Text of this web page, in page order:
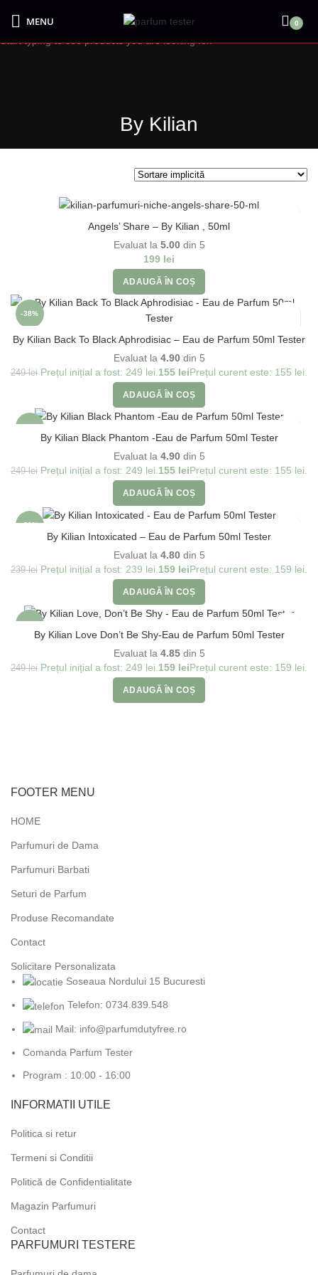
MENU 0
By Kilian
Angels’ Share – By Kilian , 50ml
Evaluat la 5.00din 5
199 lei
ADAUGĂ ÎN COȘ
-38%
By Kilian Back To Black Aphrodisiac – Eau de Parfum 50ml Tester
Evaluat la 4.90din 5
249lei Prețul inițial a fost: 249 lei. 155 leiPrețul curent este: 155 lei.
ADAUGĂ ÎN COȘ
-38%
By Kilian Black Phantom -Eau de Parfum 50ml Tester
Evaluat la 4.90din 5
249lei Prețul inițial a fost: 249 lei.155 leiPrețul curent este: 155 lei.
ADAUGĂ ÎN COȘ
-33%
By Kilian Intoxicated – Eau de Parfum 50ml Tester
Evaluat la 4.80din 5
239lei Prețul inițial a fost: 239 lei. 159 leiPrețul curent este: 159 lei.
ADAUGĂ ÎN COȘ
-36%
By Kilian Love Don’t Be Shy-Eau de Parfum 50ml Tester
Evaluat la 4.85din 5
249lei Prețul inițial a fost: 249 lei. 159 leiPrețul curent este: 159 lei.
ADAUGĂ ÎN COȘ
FOOTER MENU
HOME
Parfumuri de Dama
Parfumuri Barbati
Seturi de Parfum
Produse Recomandate
Contact
Solicitare Personalizata
Soseaua Nordului 15 Bucuresti
Telefon: 0734.839.548
Mail: info@parfumdutyfree.ro
Comanda Parfum Tester
Program : 10:00 - 16:00
INFORMATII UTILE
Politica si retur
Termeni si Conditii
Politică de Confidentialitate
Magazin Parfumuri
Contact
PARFUMURI TESTERE
Start typing to see products you are looking for.